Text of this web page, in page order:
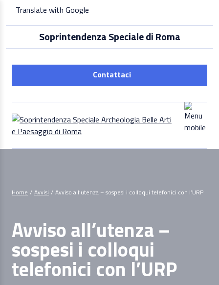
content
Translate with Google
Soprintendenza Speciale di Roma
Contattaci
Home / Avvisi / Avviso all’utenza – sospesi i colloqui telefonici con l’URP
Avviso all’utenza –
sospesi i colloqui
telefonici con l’URP